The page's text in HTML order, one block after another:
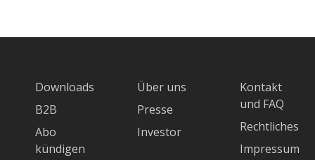
Downloads
B2B
Abo
kündigen
Über uns
Presse
Investor
Kontakt
und FAQ
Rechtliches
Impressum